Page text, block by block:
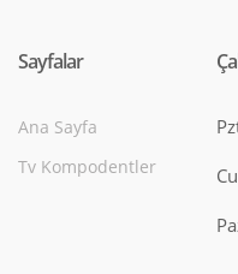
Sayfalar
Ana Sayfa
Tv Kompodentler